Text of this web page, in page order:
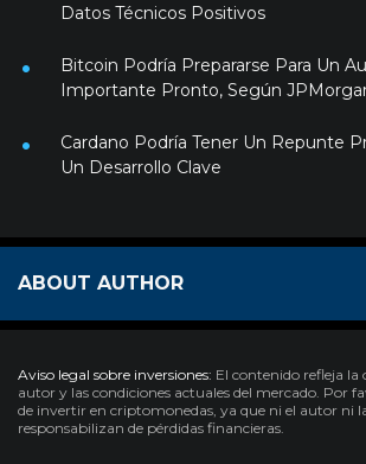
Datos Técnicos Positivos
Bitcoin Podría Prepararse Para Un
Importante Pronto, Según
Cardano Podría Tener Un Repunte
Un Desarrollo Clave
ABOUT AUTHOR
Aviso legal sobre inversiones: El contenido refleja la
autor y las condiciones actuales del mercado. Por
de invertir en criptomonedas, ya que ni el autor ni
responsabilizan de pérdidas financieras.